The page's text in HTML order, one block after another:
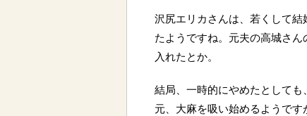
沢尻エリカさんは、若くして
たようですね。元夫の高城さ
入れたとか。
結局、一時的にやめたとして
元、大麻を吸い始めるようで